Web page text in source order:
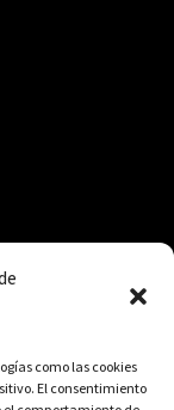
como las cookies
El consentimiento